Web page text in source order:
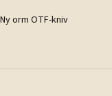
Ny orm OTF-kniv